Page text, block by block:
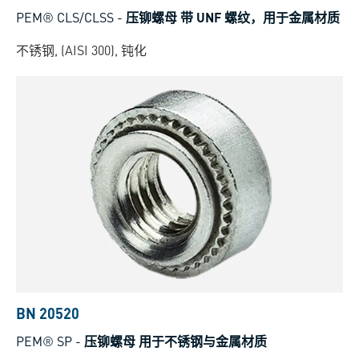
PEM® CLS/CLSS - 压铆螺母 带 UNF 螺纹，用于金属材质
不锈钢, (AISI 300), 钝化
BN 20520
PEM® SP - 压铆螺母 用于不锈钢与金属材质